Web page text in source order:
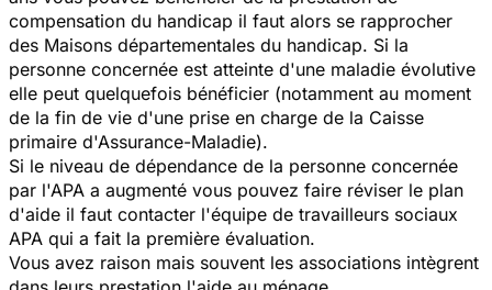
compensation du handicap il faut alors se rapprocher
des Maisons départementales du handicap. Si la
personne concernée est atteinte d'une maladie évolutive
elle peut quelquefois bénéficier (notamment au moment
de la fin de vie d'une prise en charge de la Caisse
primaire d'Assurance-Maladie).
Si le niveau de dépendance de la personne concernée
par l'APA a augmenté vous pouvez faire réviser le plan
d'aide il faut contacter l'équipe de travailleurs sociaux
APA qui a fait la première évaluation.
Vous avez raison mais souvent les associations intègrent